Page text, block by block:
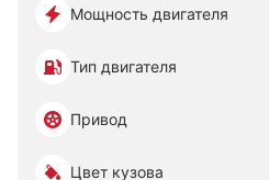
Мощность двигателя
Тип двигателя
Привод
Цвет кузова